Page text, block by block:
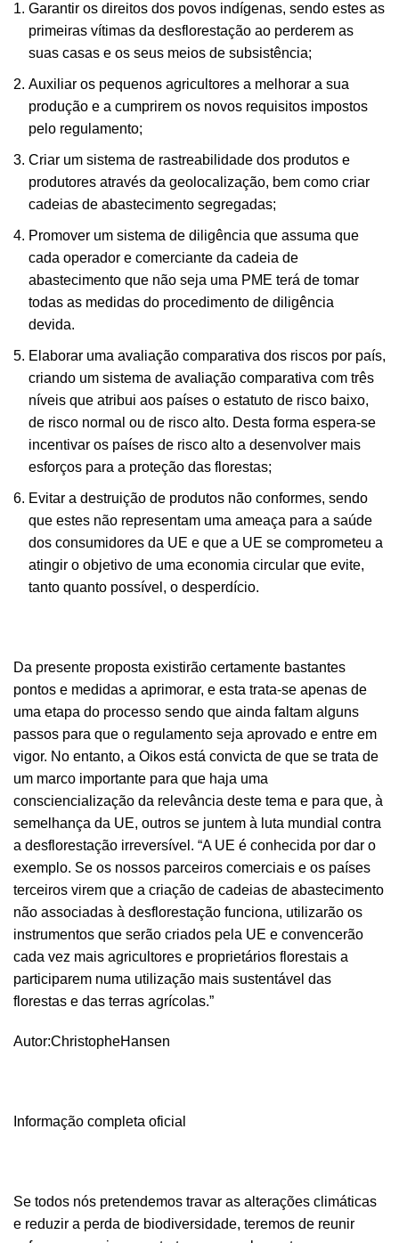
Garantir os direitos dos povos indígenas, sendo estes as
primeiras vítimas da desflorestação ao perderem as
suas casas e os seus meios de subsistência;
Auxiliar os pequenos agricultores a melhorar a sua
produção e a cumprirem os novos requisitos impostos
pelo regulamento;
Criar um sistema de rastreabilidade dos produtos e
produtores através da geolocalização, bem como criar
cadeias de abastecimento segregadas;
Promover um sistema de diligência que assuma que
cada operador e comerciante da cadeia de
abastecimento que não seja uma PME terá de tomar
todas as medidas do procedimento de diligência
devida.
Elaborar uma avaliação comparativa dos riscos por país,
criando um sistema de avaliação comparativa com três
níveis que atribui aos países o estatuto de risco baixo,
de risco normal ou de risco alto. Desta forma espera-se
incentivar os países de risco alto a desenvolver mais
esforços para a proteção das florestas;
Evitar a destruição de produtos não conformes, sendo
que estes não representam uma ameaça para a saúde
dos consumidores da UE e que a UE se comprometeu a
atingir o objetivo de uma economia circular que evite,
tanto quanto possível, o desperdício.
Da presente proposta existirão certamente bastantes
pontos e medidas a aprimorar, e esta trata-se apenas de
uma etapa do processo sendo que ainda faltam alguns
passos para que o regulamento seja aprovado e entre em
vigor. No entanto, a Oikos está convicta de que se trata de
um marco importante para que haja uma
consciencialização da relevância deste tema e para que, à
semelhança da UE, outros se juntem à luta mundial contra
a desflorestação irreversível. “A UE é conhecida por dar o
exemplo. Se os nossos parceiros comerciais e os países
terceiros virem que a criação de cadeias de abastecimento
não associadas à desflorestação funciona, utilizarão os
instrumentos que serão criados pela UE e convencerão
cada vez mais agricultores e proprietários florestais a
participarem numa utilização mais sustentável das
florestas e das terras agrícolas.”
Autor:ChristopheHansen
Informação completa oficial
Se todos nós pretendemos travar as alterações climáticas
e reduzir a perda de biodiversidade, teremos de reunir